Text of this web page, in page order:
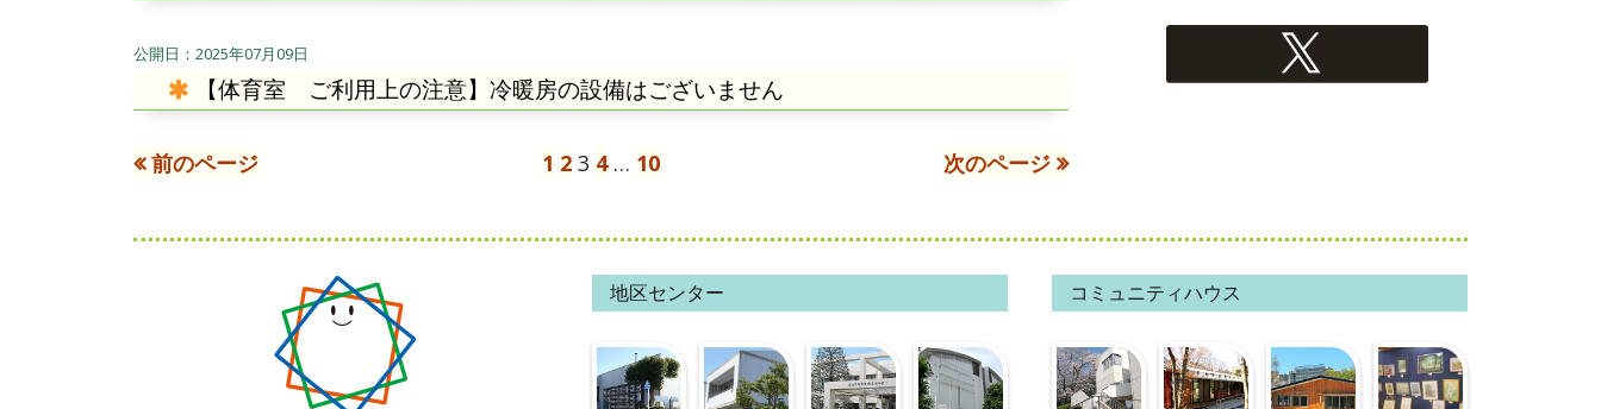
2025年07月09日
【体育室 ご利用上の注意】冷暖房の設備はございません
投前のページ
ペ
1 ペ
2 ペ
3 ペ
4 … ペ
10 次のページ
地区センター コミュニティハウス